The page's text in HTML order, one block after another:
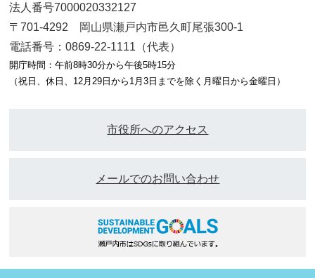
法人番号7000020332127
〒701-4292 岡山県瀬戸内市邑久町尾張300-1
電話番号：0869-22-1111（代表）
開庁時間：午前8時30分から午後5時15分
（祝日、休日、12月29日から1月3日までを除く月曜日から金曜日）
市役所へのアクセス
メールでのお問い合わせ